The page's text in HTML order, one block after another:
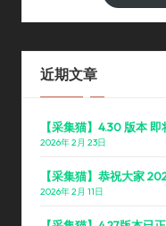
近期文章
【采集猫】4.30 版本
2026年 2月 23日
【采集猫】恭祝大家
2026年 2月 11日